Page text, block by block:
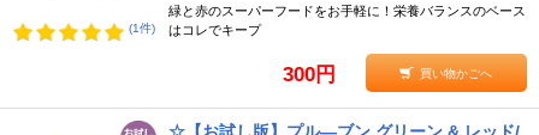
(1件)
緑と赤のスーパーフードをお手軽に！栄養バランスのベース
はコレでキープ
300円 買い物かごへ